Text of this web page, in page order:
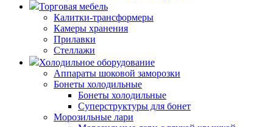
Торговая мебель
Калитки-трансформеры
Камеры хранения
Прилавки
Стеллажи
Холодильное оборудование
Аппараты шоковой заморозки
Бонеты холодильные
Бонеты холодильные
Суперструктуры для бонет
Морозильные лари